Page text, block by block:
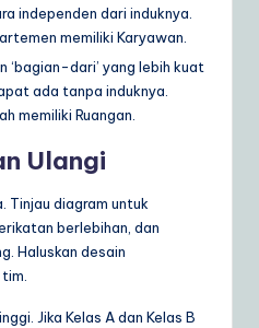
independen dari induknya.
memiliki Karyawan.
‘bagian-dari’ yang lebih kuat
ada tanpa induknya.
memiliki Ruangan.
Ulangi
Tinjau diagram untuk
berlebihan, dan
Haluskan desain
Jika Kelas A dan Kelas B